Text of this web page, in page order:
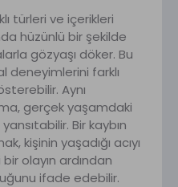
türleri ve içerikleri
hüzünlü bir şekilde
gözyaşı döker. Bu
deneyimlerini farklı
Aynı
gerçek yaşamdaki
Bir kaybın
kişinin yaşadığı acıyı
olayın ardından
ifade edebilir.